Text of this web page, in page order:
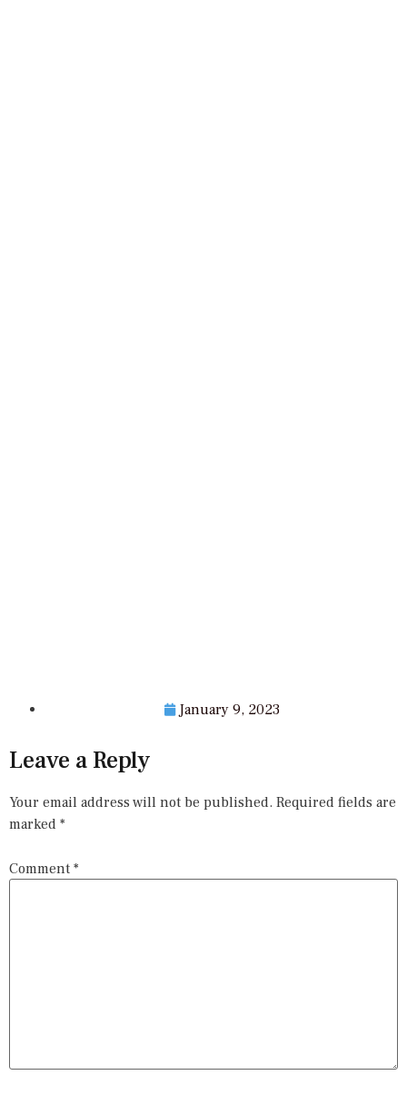
January 9, 2023
Leave a Reply
Your email address will not be published. Required fields are
marked *
Comment *